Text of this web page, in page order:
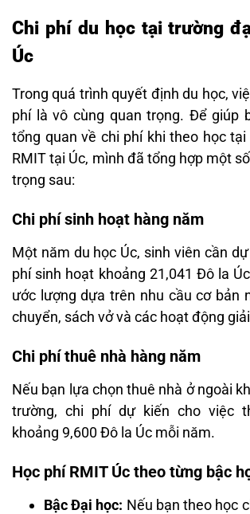
Chi phí du học tại trường
Úc
Trong quá trình quyết định du học,
phí là vô cùng quan trọng. Để giúp
tổng quan về chi phí khi theo học
RMIT tại Úc, mình đã tổng hợp một
trọng sau:
Chi phí sinh hoạt hàng năm
Một năm du học Úc, sinh viên cần
phí sinh hoạt khoảng 21,041 Đô la
ước lượng dựa trên nhu cầu cơ bản
chuyển, sách vở và các hoạt động
Chi phí thuê nhà hàng năm
Nếu bạn lựa chọn thuê nhà ở ngoài
trường, chi phí dự kiến cho việc
khoảng 9,600 Đô la Úc mỗi năm.
Học phí RMIT Úc theo từng bậc
Bậc Đại học: Nếu bạn theo học